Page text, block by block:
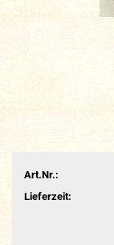
Art.Nr.:
Lieferzeit: